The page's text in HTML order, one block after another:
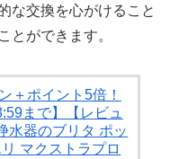
な交換を心がけること
とができます。
＋ポイント5倍！
まで】【レビュ
水器のブリタ ポッ
マクストラプロ